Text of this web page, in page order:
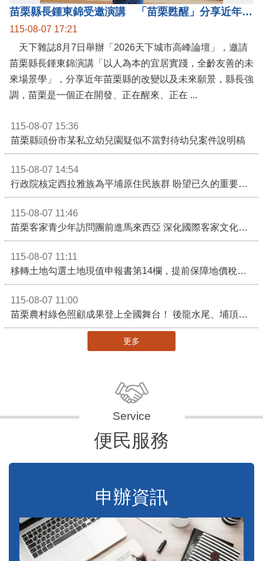
苗栗縣長鍾東錦受邀演講 「苗栗甦醒」分享近年轉變
115-08-07 17:21
天下雜誌8月7日舉辦「2026天下城市高峰論壇」，邀請
苗栗縣長鍾東錦演講「以人為本的宜居實踐，全齡友善的未
來場景學」，分享近年苗栗縣的改變以及未來願景，縣長強
調，苗栗是一個正在開發、正在醒來、正在 ...
115-08-07 15:36
苗栗縣頭份市某私立幼兒園疑似不當對待幼兒案件說明稿
115-08-07 14:54
行政院核定西拉雅族為平埔原住民族群 盼望已久的重要時刻到來！8月13日起受理民族成員名冊登記
115-08-07 11:46
苗栗客家青少年訪問團前進馬來西亞 深化國際客家文化交流
115-08-07 11:11
移轉土地勾選土地現值申報書第14欄，提前保障地價稅節稅權益
115-08-07 11:00
苗栗農村綠色照顧成果登上全國舞台！ 後龍水尾、埔頂社區前進2026高齡健康產業博覽會
更多
便民服務
申辦資訊